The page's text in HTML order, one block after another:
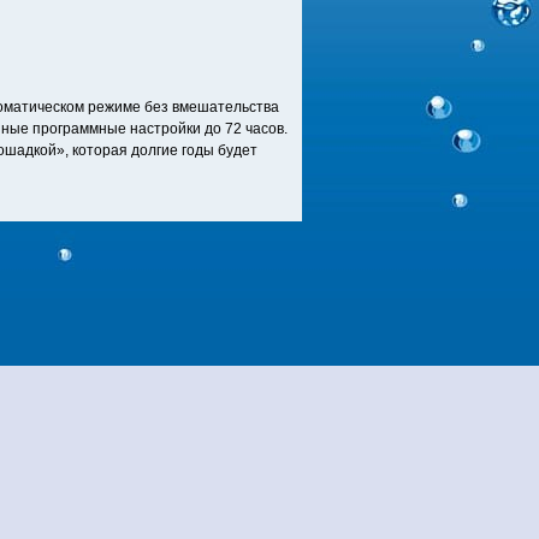
режиме без вмешательства
программные настройки до 72 часов.
которая долгие годы будет